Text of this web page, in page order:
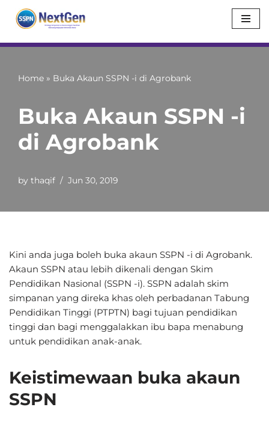
Skip
to
Home » Buka Akaun SSPN -i di Agrobank
Buka Akaun SSPN -i
di Agrobank
by thaqif Jun 30, 2019
Kini anda juga boleh buka akaun SSPN -i di Agrobank.
Akaun SSPN atau lebih dikenali dengan Skim
Pendidikan Nasional (SSPN -i). SSPN adalah skim
simpanan yang direka khas oleh perbadanan Tabung
Pendidikan Tinggi (PTPTN) bagi tujuan pendidikan
tinggi dan bagi menggalakkan ibu bapa menabung
untuk pendidikan anak-anak.
Keistimewaan buka akaun
SSPN